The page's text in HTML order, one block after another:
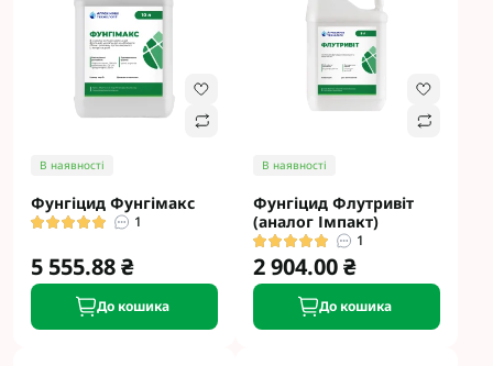
В наявності
Фунгіцид Фунгімакс
1
5 555.88 ₴
До кошика
В наявності
Фунгіцид Флутривіт
(аналог Імпакт)
1
2 904.00 ₴
До кошика